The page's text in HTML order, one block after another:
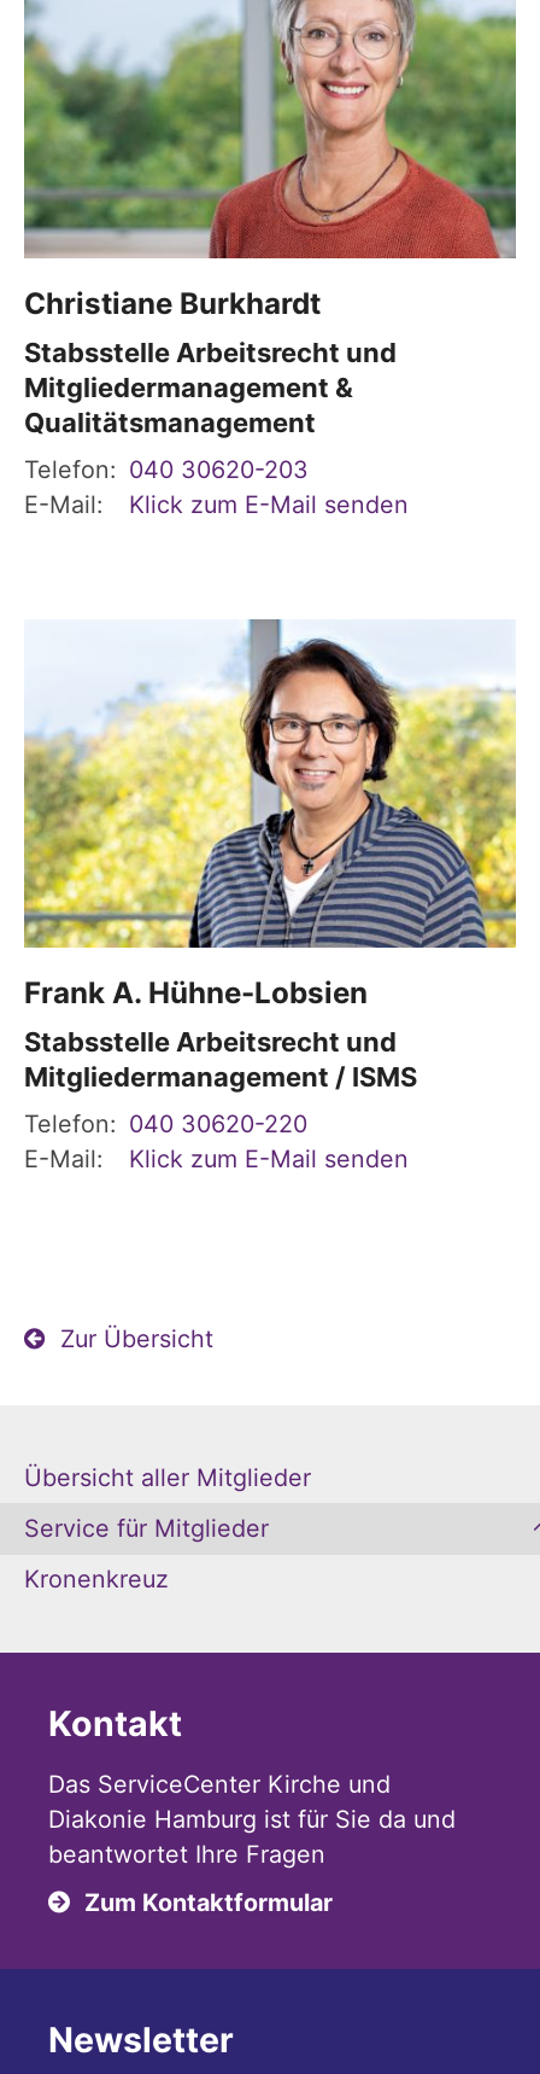
Christiane Burkhardt
Stabsstelle Arbeitsrecht und
Mitgliedermanagement &
Qualitätsmanagement
Telefon: 040 30620-203
E-Mail:
Klick zum E-Mail senden
Frank A. Hühne-Lobsien
Stabsstelle Arbeitsrecht und
Mitgliedermanagement / ISMS
Telefon: 040 30620-220
E-Mail:
Klick zum E-Mail senden
Zur Übersicht
Übersicht aller Mitglieder
Service für Mitglieder
Kronenkreuz
Kontakt
Das ServiceCenter Kirche und
Diakonie Hamburg ist für Sie da und
beantwortet Ihre Fragen
Zum Kontaktformular
Newsletter